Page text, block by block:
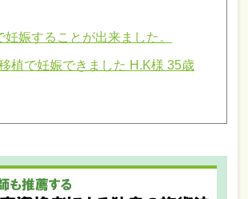
妊娠することが出来ました。
植で妊娠できました H.K様 35歳